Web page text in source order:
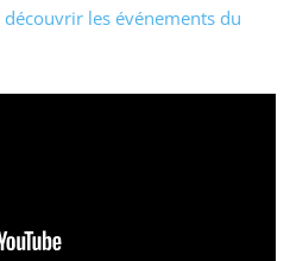
découvrir les événements du